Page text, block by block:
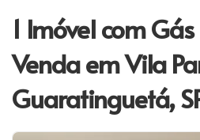
1 Imóvel com
Venda em Vila
Guaratinguetá,